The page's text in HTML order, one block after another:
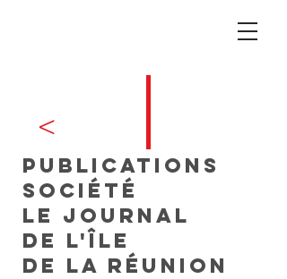
V
publications
société
Le journal
de l'île
de la réunion